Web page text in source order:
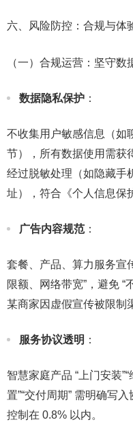
六、风险防控：合规与体
（一）合规运营：坚守数
数据隐私保护 ：​
不收集用户敏感信息（如
节），所有数据使用需获
经过脱敏处理（如隐藏手
址），符合《个人信息保
广告内容规范：​
套餐、产品、算力服务宣
限额、网络带宽”，避免 “
某商家因虚假宣传被限制
服务协议透明 ：​
智慧家庭产品 “上门安装
置”“交付周期” 需明确写
控制在 0.8% 以内。​